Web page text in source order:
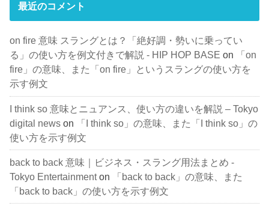
最近のコメント
on fire 意味 スラングとは？「絶好調・勢いに乗ってい
る」の使い方を例文付きで解説 - HIP HOP BASE on
「on
fire」の意味、また「on fire」というスラングの使い方を
示す例文
I think so 意味とニュアンス、使い方の違いを解説 – Tokyo
digital news on
「I think so」の意味、また「I think so」の
使い方を示す例文
back to back 意味｜ビジネス・スラング用法まとめ -
Tokyo Entertainmenton
「back to back」の意味、また
「back to back」の使い方を示す例文